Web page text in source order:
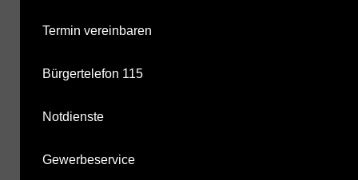
Termin vereinbaren
Bürgertelefon 115
Notdienste
Gewerbeservice